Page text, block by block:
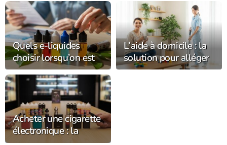
Quels e-liquides
choisir lorsqu’on est
allergique ?
L’aide à domicile : la
solution pour alléger
votre quotidien
Acheter une cigarette
électronique : la